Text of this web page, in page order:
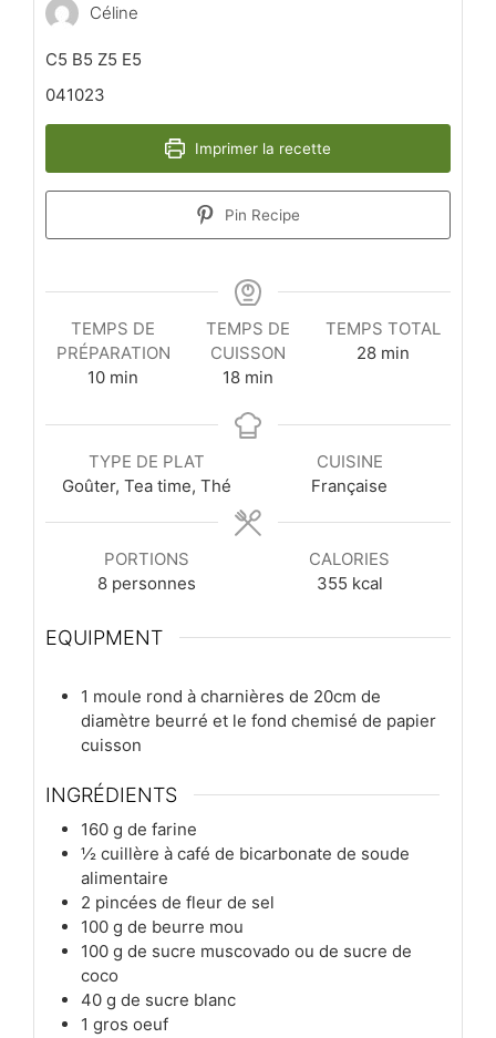
Céline
C5 B5 Z5 E5
041023
Imprimer la recette
Pin Recipe
TEMPS DE
PRÉPARATION
10minutes
min
TEMPS DE
CUISSON
18minutes
min
TEMPS TOTAL
28minutes
min
TYPE DE PLAT
Goûter, Tea time, Thé
CUISINE
Française
PORTIONS
8 personnes
CALORIES
355 kcal
EQUIPMENT
1 moule rond à charnières de 20cm de
diamètre beurré et le fond chemisé de papier
cuisson
INGRÉDIENTS
160 g de farine
½ cuillère à café de bicarbonate de soude
alimentaire
2 pincées de fleur de sel
100 g de beurre mou
100 g de sucre muscovado ou de sucre de
coco
40 g de sucre blanc
1 gros oeuf